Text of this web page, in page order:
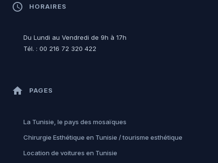
access_time HORAIRES
Du Lundi au Vendredi de 9h à 17h
Tél. : 00 216 72 320 422
home PAGES
La Tunisie, le pays des mosaïques
Chirurgie Esthétique en Tunisie / tourisme esthétique
Location de voitures en Tunisie